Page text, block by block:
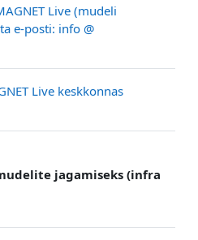
Live (mudeli
e-posti: info @
Live keskkonnas
jagamiseks (infra